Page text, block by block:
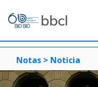
Notas > Noticia